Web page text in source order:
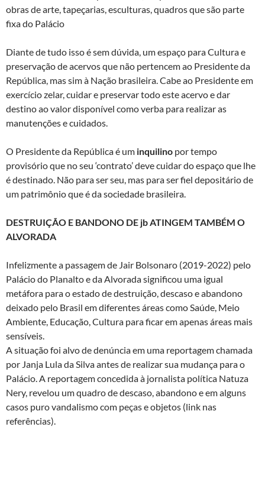
obras de arte, tapeçarias, esculturas, quadros que são parte
fixa do Palácio
Diante de tudo isso é sem dúvida, um espaço para Cultura e
preservação de acervos que não pertencem ao Presidente da
República, mas sim à Nação brasileira. Cabe ao Presidente em
exercício zelar, cuidar e preservar todo este acervo e dar
destino ao valor disponível como verba para realizar as
manutenções e cuidados.
O Presidente da República é um inquilino por tempo
provisório que no seu ‘contrato’ deve cuidar do espaço que lhe
é destinado. Não para ser seu, mas para ser fiel depositário de
um patrimônio que é da sociedade brasileira.
DESTRUIÇÃO E BANDONO DE jb ATINGEM TAMBÉM O
ALVORADA
Infelizmente a passagem de Jair Bolsonaro (2019-2022) pelo
Palácio do Planalto e da Alvorada significou uma igual
metáfora para o estado de destruição, descaso e abandono
deixado pelo Brasil em diferentes áreas como Saúde, Meio
Ambiente, Educação, Cultura para ficar em apenas áreas mais
sensíveis.
A situação foi alvo de denúncia em uma reportagem chamada
por Janja Lula da Silva antes de realizar sua mudança para o
Palácio. A reportagem concedida à jornalista política Natuza
Nery, revelou um quadro de descaso, abandono e em alguns
casos puro vandalismo com peças e objetos (link nas
referências).